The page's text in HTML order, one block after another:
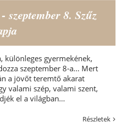
szeptember 8. Szűz
különleges gyermekének,
szeptember 8-a... Mert
a jövőt teremtő akarat
valami szép, valami szent,
el a világban...
Részletek